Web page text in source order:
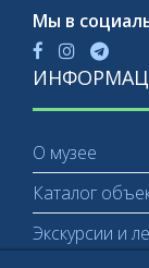
Мы в
О музее
Каталог
Экскурсии и